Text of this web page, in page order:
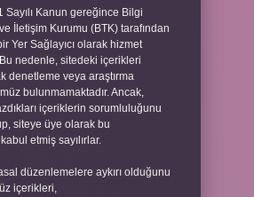
Sayılı Kanun gereğince Bilgi
İletişim Kurumu (BTK) tarafından
Yer Sağlayıcı olarak hizmet
nedenle, sitedeki içerikleri
denetleme veya araştırma
bulunmamaktadır. Ancak,
içeriklerin sorumluluğunu
siteye üye olarak bu
etmiş sayılırlar.
düzenlemelere aykırı olduğunu
içerikleri,